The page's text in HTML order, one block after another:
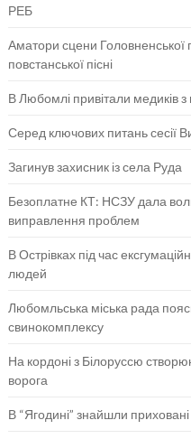
РЕБ
Аматори сцени Головненської
повстанської пісні
В Любомлі привітали медиків
Серед ключових питань сесії
Загинув захисник із села Руда
Безоплатне КТ: НСЗУ дала
виправлення проблем
В Острівках під час
людей
Любомльська міська рада
свинокомплексу
На кордоні з Білоруссю
ворога
В “Ягодині” знайшли приховані